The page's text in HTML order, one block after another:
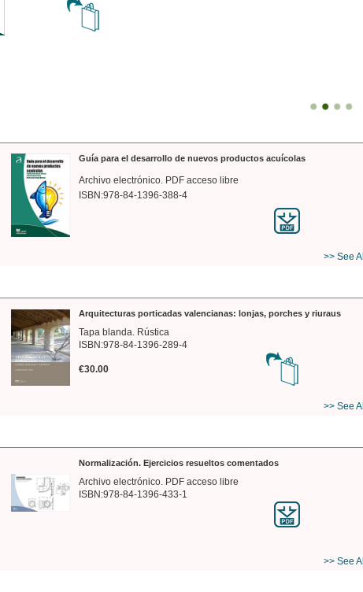
Guía para el desarrollo de nuevos productos acuícolas
Archivo electrónico. PDF acceso libre
ISBN:978-84-1396-388-4
>> See All
Arquitecturas porticadas valencianas: lonjas, porches y riuraus
Tapa blanda. Rústica
ISBN:978-84-1396-289-4
€30.00
>> See All
Normalización. Ejercicios resueltos comentados
Archivo electrónico. PDF acceso libre
ISBN:978-84-1396-433-1
>> See All